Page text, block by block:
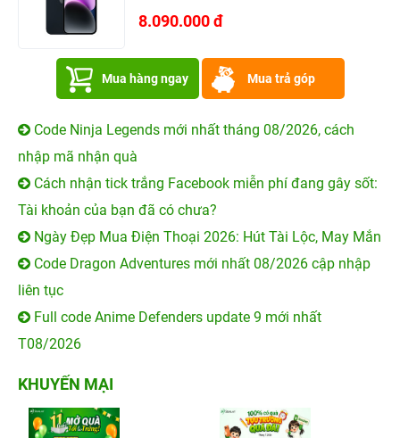
8.090.000 đ
Mua hàng ngay Mua trả góp
Code Ninja Legends mới nhất tháng 08/2026, cách
nhập mã nhận quà
Cách nhận tick trắng Facebook miễn phí đang gây sốt:
Tài khoản của bạn đã có chưa?
Ngày Đẹp Mua Điện Thoại 2026: Hút Tài Lộc, May Mắn
Code Dragon Adventures mới nhất 08/2026 cập nhập
liên tục
Full code Anime Defenders update 9 mới nhất
T08/2026
KHUYẾN MẠI